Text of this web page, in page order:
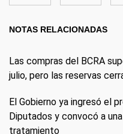
NOTAS RELACIONADAS
Las compras del BCRA
julio, pero las reservas
El Gobierno ya ingresó el
Diputados y convocó a
tratamiento